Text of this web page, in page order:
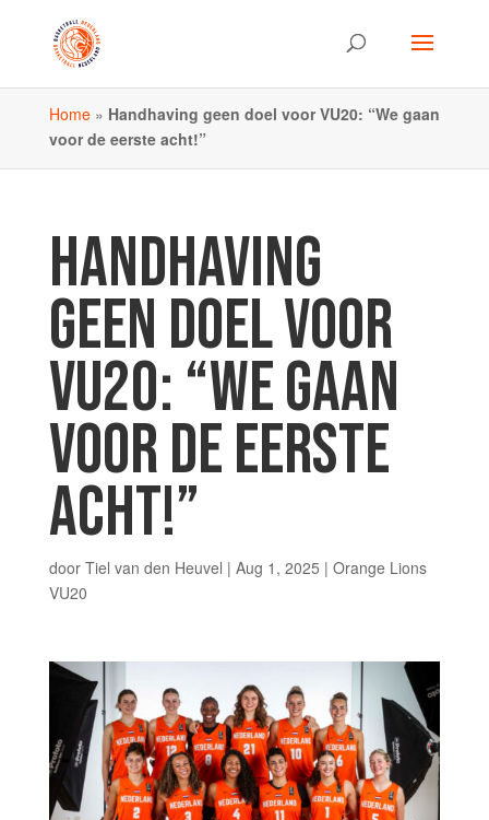
Home» Handhaving geen doel voor VU20: “We gaan
voor de eerste acht!”
HANDHAVING
GEEN DOEL VOOR
VU20: “WE GAAN
VOOR DE EERSTE
ACHT!”
door Tiel van den Heuvel | Aug 1, 2025 | Orange Lions
VU20